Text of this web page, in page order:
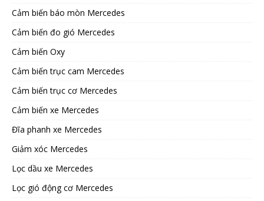
Cảm biến báo mòn Mercedes
Cảm biến đo gió Mercedes
Cảm biến Oxy
Cảm biến trục cam Mercedes
Cảm biến trục cơ Mercedes
Cảm biến xe Mercedes
Đĩa phanh xe Mercedes
Giảm xóc Mercedes
Lọc dầu xe Mercedes
Lọc gió động cơ Mercedes